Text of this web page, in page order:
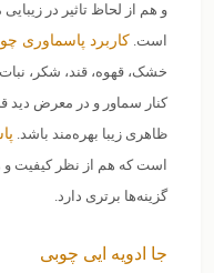
و هم از لحاظ تاثیر در
است. کاربرد پاسماوری
خشک، قهوه، قند، شکر،
کنار سماور و در معرض دید
ظاهری زیبا بهره‌مند باشد.
است که هم از نظر کیفیت و
گزینه‌ها برتری دارد.
جا ادویه ایی چوبی